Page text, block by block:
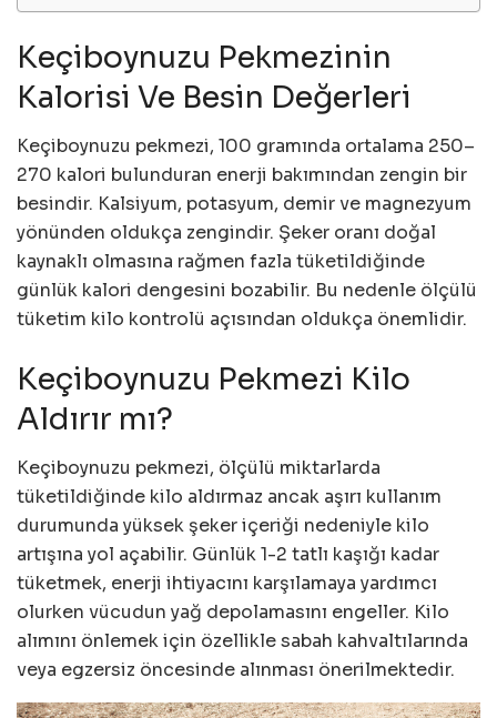
Keçiboynuzu Pekmezinin
Kalorisi Ve Besin Değerleri
Keçiboynuzu pekmezi, 100 gramında ortalama 250–
270 kalori bulunduran enerji bakımından zengin bir
besindir. Kalsiyum, potasyum, demir ve magnezyum
yönünden oldukça zengindir. Şeker oranı doğal
kaynaklı olmasına rağmen fazla tüketildiğinde
günlük kalori dengesini bozabilir. Bu nedenle ölçülü
tüketim kilo kontrolü açısından oldukça önemlidir.
Keçiboynuzu Pekmezi Kilo
Aldırır mı?
Keçiboynuzu pekmezi, ölçülü miktarlarda
tüketildiğinde kilo aldırmaz ancak aşırı kullanım
durumunda yüksek şeker içeriği nedeniyle kilo
artışına yol açabilir. Günlük 1-2 tatlı kaşığı kadar
tüketmek, enerji ihtiyacını karşılamaya yardımcı
olurken vücudun yağ depolamasını engeller. Kilo
alımını önlemek için özellikle sabah kahvaltılarında
veya egzersiz öncesinde alınması önerilmektedir.